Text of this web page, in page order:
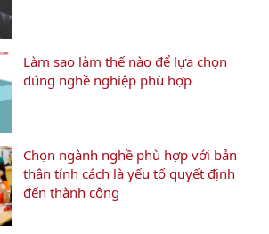
Làm sao làm thế nào để lựa chọn
đúng nghề nghiệp phù hợp
Chọn ngành nghề phù hợp với bản
thân tính cách là yếu tố quyết định
đến thành công